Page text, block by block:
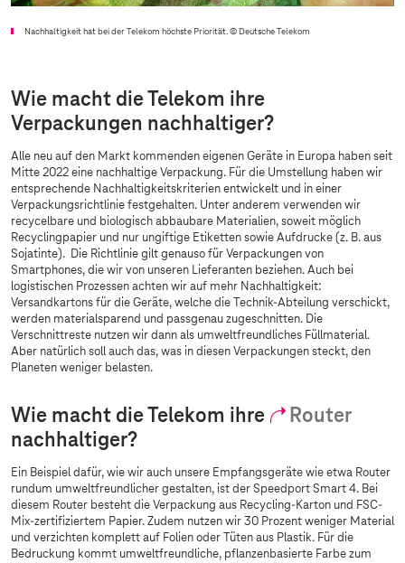
Nachhaltigkeit hat bei der Telekom höchste Priorität.© Deutsche Telekom
Wie macht die Telekom ihre
Verpackungen nachhaltiger?
Alle neu auf den Markt kommenden eigenen Geräte in Europa haben seit
Mitte 2022 eine nachhaltige Verpackung. Für die Umstellung haben wir
entsprechende Nachhaltigkeitskriterien entwickelt und in einer
Verpackungsrichtlinie festgehalten. Unter anderem verwenden wir
recycelbare und biologisch abbaubare Materialien, soweit möglich
Recyclingpapier und nur ungiftige Etiketten sowie Aufdrucke (z. B. aus
Sojatinte). Die Richtlinie gilt genauso für Verpackungen von
Smartphones, die wir von unseren Lieferanten beziehen. Auch bei
logistischen Prozessen achten wir auf mehr Nachhaltigkeit:
Versandkartons für die Geräte, welche die Technik-Abteilung verschickt,
werden materialsparend und passgenau zugeschnitten. Die
Verschnittreste nutzen wir dann als umweltfreundliches Füllmaterial.
Aber natürlich soll auch das, was in diesen Verpackungen steckt, den
Planeten weniger belasten.
Wie macht die Telekom ihre
Router
nachhaltiger?
Ein Beispiel dafür, wie wir auch unsere Empfangsgeräte wie etwa Router
rundum umweltfreundlicher gestalten, ist der Speedport Smart 4. Bei
diesem Router besteht die Verpackung aus Recycling-Karton und FSC-
Mix-zertifiziertem Papier. Zudem nutzen wir 30 Prozent weniger Material
und verzichten komplett auf Folien oder Tüten aus Plastik. Für die
Bedruckung kommt umweltfreundliche, pflanzenbasierte Farbe zum